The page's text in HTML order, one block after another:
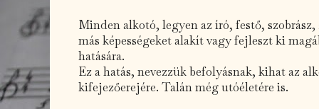
Minden alkotó, legyen az író, festő, szobrász,
más képességeket alakít vagy fejleszt ki
hatására.
Ez a hatás, nevezzük befolyásnak, kihat az
kifejezőerejére. Talán még utóéletére is.